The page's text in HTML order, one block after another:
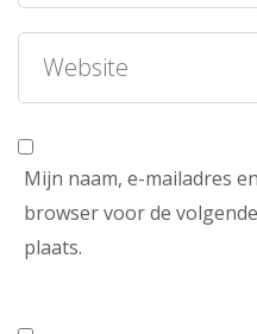
Mijn naam, e-mailadres
browser voor de
plaats.